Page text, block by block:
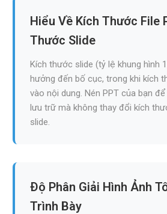
Hiểu Về Kích Thước File
Thước Slide
Kích thước slide (tỷ lệ khung hình
hưởng đến bố cục, trong khi kích
vào nội dung. Nén PPT của bạn
lưu trữ mà không thay đổi kích
slide.
Độ Phân Giải Hình Ảnh
Trình Bày